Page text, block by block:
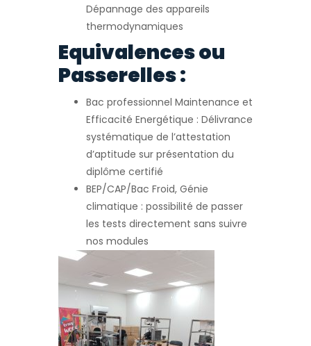
Dépannage des appareils
thermodynamiques
Equivalences ou
Passerelles :
Bac professionnel Maintenance et
Efficacité Energétique : Délivrance
systématique de l’attestation
d’aptitude sur présentation du
diplôme certifié
BEP/CAP/Bac Froid, Génie
climatique : possibilité de passer
les tests directement sans suivre
nos modules